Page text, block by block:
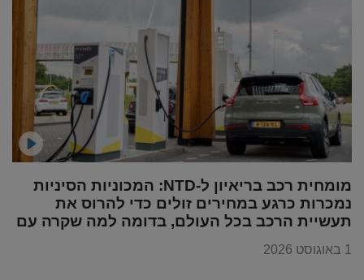
מומחית רכב בריאיון ל-NTD: המכוניות הסיניות
נמכרות כרגע במחירים זולים כדי להרוס את
תעשיית הרכב בכל העולם, בדומה למה שקרה עם
1 באוגוסט 2026